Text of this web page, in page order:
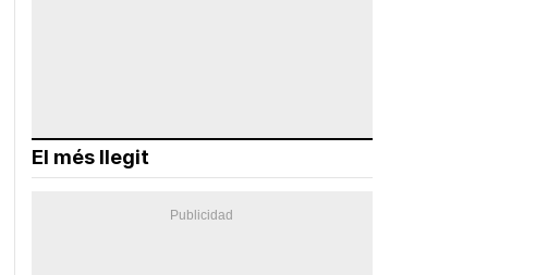
El més llegit